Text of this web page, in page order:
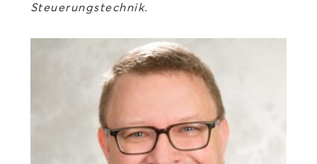
Steuerungstechnik.